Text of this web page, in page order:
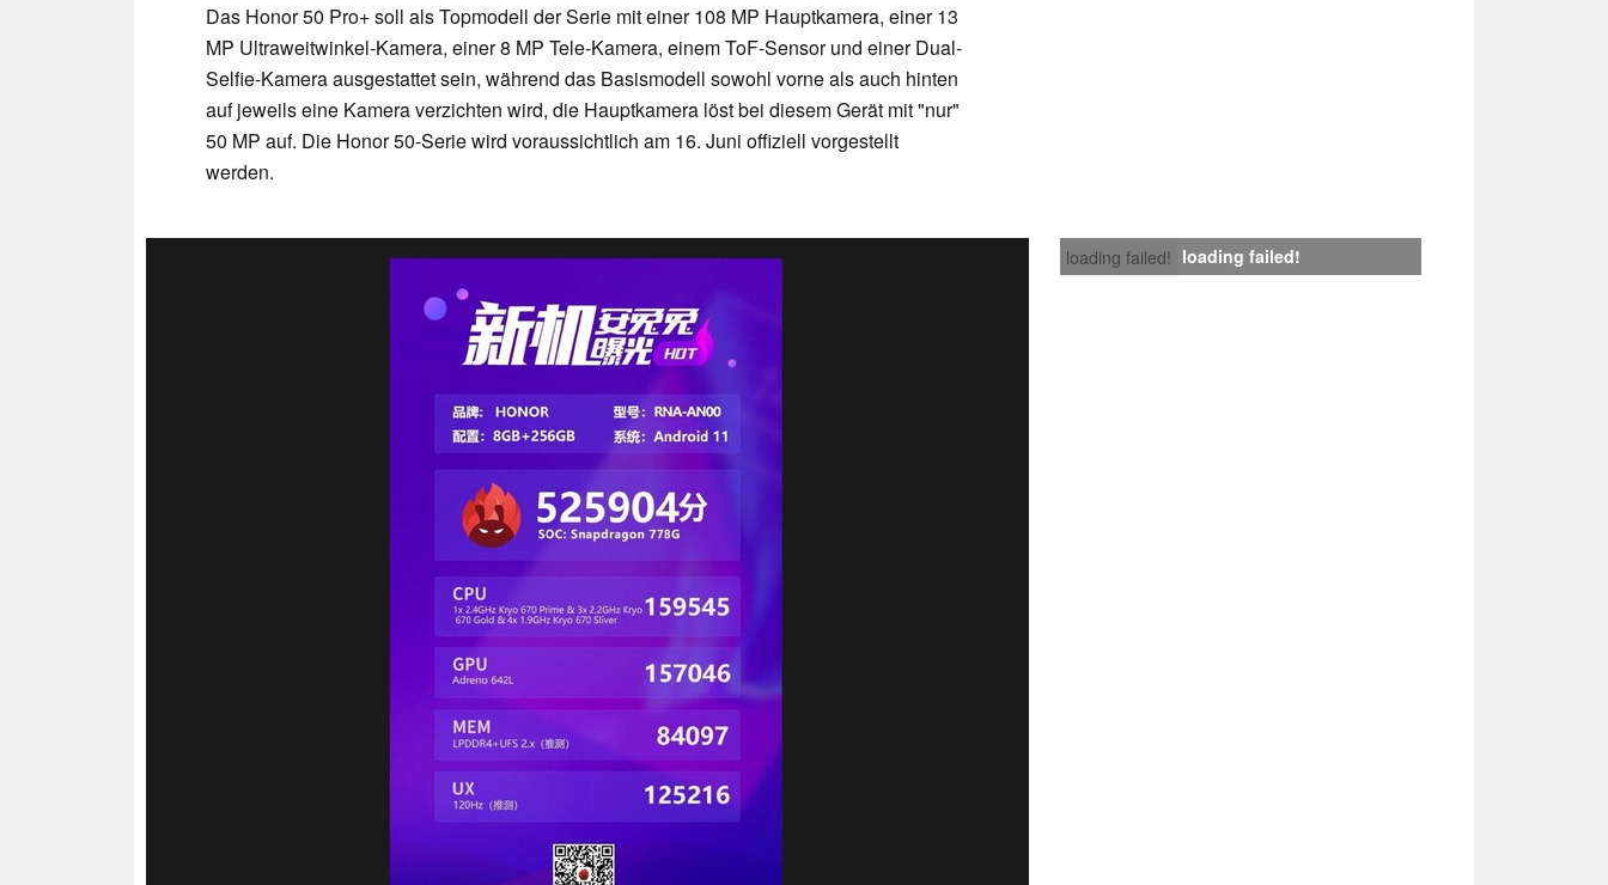
Das Honor 50 Pro+ soll als Topmodell der Serie mit einer 108 MP Hauptkamera, einer 13
MP Ultraweitwinkel-Kamera, einer 8 MP Tele-Kamera, einem ToF-Sensor und einer Dual-
Selfie-Kamera ausgestattet sein, während das Basismodell sowohl vorne als auch hinten
auf jeweils eine Kamera verzichten wird, die Hauptkamera löst bei diesem Gerät mit "nur"
50 MP auf. Die Honor 50-Serie wird voraussichtlich am 16. Juni offiziell vorgestellt
werden.
loading failed! loading failed!